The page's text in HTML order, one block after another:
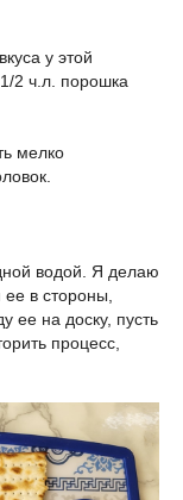
у этой
2 ч.л. порошка
мелко
водой. Я делаю
в стороны,
ее на доску, пусть
процесс,